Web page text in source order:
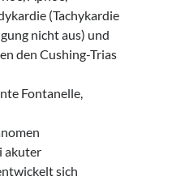
(Tachykardie
nicht aus) und
den Cushing-Trias
Fontanelle,
akuter
sich